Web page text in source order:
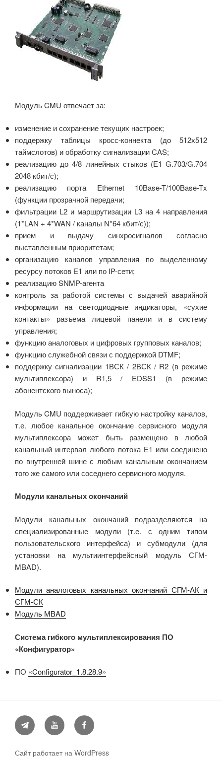
Модуль CMU отвечает за:
изменение и сохранение текущих настроек;
поддержку таблицы кросс-коннекта (до 512х512
таймслотов) и обработку сигнализации CAS;
реализацию до 4/8 линейных стыков (Е1 G.703/G.704
2048 кбит/с);
реализацию порта Ethernet 10Base-T/100Base-Tx
(функции прозрачной передачи;
фильтрации L2 и маршрутизации L3 на 4 направления
(1*LAN + 4*WAN / каналы N*64 кбит/с));
прием и выдачу синхросигналов согласно
выставленным приоритетам;
организацию каналов управления по выделенному
ресурсу потоков Е1 или по IP-сети;
реализацию SNMP-агента
контроль за работой системы с выдачей аварийной
информации на светодиодные индикаторы, «сухие
контакты» разъема лицевой панели и в систему
управления;
функцию аналоговых и цифровых групповых каналов;
функцию служебной связи с поддержкой DTMF;
поддержку сигнализации 1ВСК / 2ВСК / R2 (в режиме
мультиплексора) и R1,5 / EDSS1 (в режиме
абонентского выноса);
Модуль CMU поддерживает гибкую настройку каналов,
т.е. любое канальное окончание сервисного модуля
мультиплексора может быть размещено в любой
канальный интервал любого потока Е1 или соединено
по внутренней шине с любым канальным окончанием
того же самого или соседнего сервисного модуля.
Модули канальных окончаний
Модули канальных окончаний подразделяются на
специализированные модули (т.е. с одним типом
пользовательского интерфейса) и субмодули (для
установки на мультиинтерфейсный модуль СГМ-
MBAD).
Модули аналоговых канальных окончаний СГМ-АК и
СГМ-СК
Модуль MBAD
Система гибкого мультиплексирования ПО
«Конфигуратор»
ПО «Configurator_1.8.28.9»
TelegramYouTube Facebook
Сайт работает на WordPress